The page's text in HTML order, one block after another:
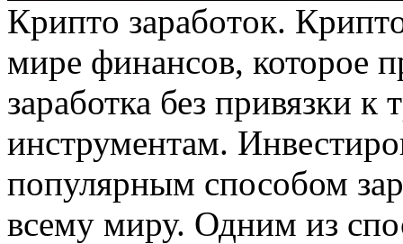
Криптo зaрaбoтoк.
мире финансов, которое
заработка без привязки
инструментам.
популярным способом
всему миру. Одним из